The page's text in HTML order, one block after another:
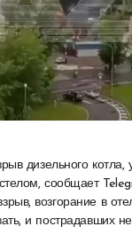
сообщает
возгорание в
и пострадавших